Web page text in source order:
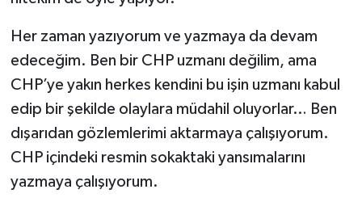
Her zaman yazıyorum ve yazmaya da devam
edeceğim. Ben bir CHP uzmanı değilim, ama
CHP’ye yakın herkes kendini bu işin uzmanı kabul
edip bir şekilde olaylara müdahil oluyorlar… Ben
dışarıdan gözlemlerimi aktarmaya çalışıyorum.
CHP içindeki resmin sokaktaki yansımalarını
yazmaya çalışıyorum.